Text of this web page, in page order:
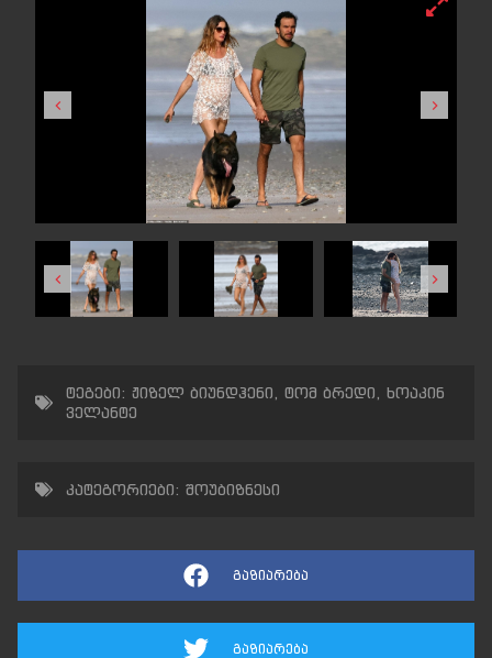
ტეგები: ჟიზელ ბიუნდჰენი ტომ ბრედი
ხოაკინ
ველანტე
კატეგორიები: შოუბიზნესი
გაზიარება
გაზიარება